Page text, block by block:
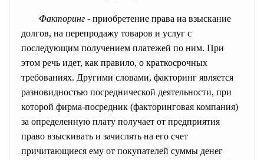
Факторинг - приобретение права на взыскание
долгов, на перепродажу товаров и услуг с
последующим получением платежей по ним. При
этом речь идет, как правило, о краткосрочных
требованиях. Другими словами, факторинг является
разновидностью посреднической деятельности, при
которой фирма-посредник (факторинговая компания)
за определенную плату получает от предприятия
право взыскивать и зачислять на его счет
причитающиеся ему от покупателей суммы денег